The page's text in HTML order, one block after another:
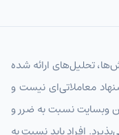
تحلیل‌های ارائه شده
معاملاتی‌ای نیست و
وبسایت نسبت به ضرر و
افراد باید نسبت به